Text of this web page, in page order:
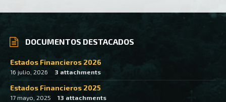
DOCUMENTOS DESTACADOS
Estados Financieros 2026
16 julio, 2026 3 attachments
Estados Financieros 2025
17 mayo, 2025 13 attachments